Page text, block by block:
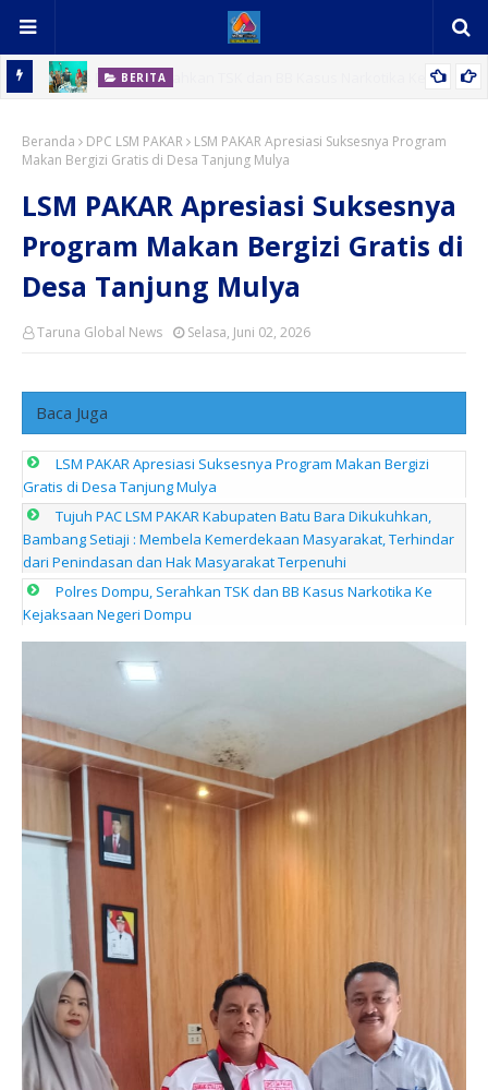
BERITA
Pelayanan Kesehatan Masyarakat Optimal
Beranda DPC LSM PAKAR
LSM PAKAR Apresiasi Suksesnya Program
Makan Bergizi Gratis di Desa Tanjung Mulya
LSM PAKAR Apresiasi Suksesnya
Program Makan Bergizi Gratis di
Desa Tanjung Mulya
Taruna Global News Selasa, Juni 02, 2026
Baca Juga
LSM PAKAR Apresiasi Suksesnya Program Makan Bergizi
Gratis di Desa Tanjung Mulya
Tujuh PAC LSM PAKAR Kabupaten Batu Bara Dikukuhkan,
Bambang Setiaji : Membela Kemerdekaan Masyarakat, Terhindar
dari Penindasan dan Hak Masyarakat Terpenuhi
Polres Dompu, Serahkan TSK dan BB Kasus Narkotika Ke
Kejaksaan Negeri Dompu